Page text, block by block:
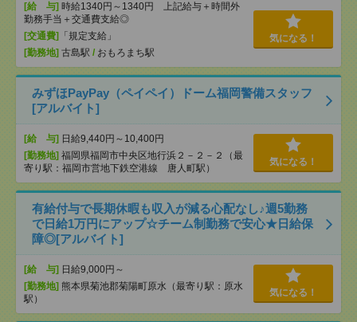
[給 与] 時給1340円～1340円 上記給与＋時間外
勤務手当＋交通費支給◎
[交通費]
「規定支給」
[勤務地] 古島駅 / おもろまち駅
気になる！
みずほPayPay（ペイペイ）ドーム福岡警備スタッフ
[アルバイト]
[給 与] 日給9,440円～10,400円
[勤務地] 福岡県福岡市中央区地行浜２－２－２（最
寄り駅：福岡市営地下鉄空港線 唐人町駅）
気になる！
有給付与で長期休暇も収入が減る心配なし♪週5勤務
で日給1万円にアップ☆チーム制勤務で安心★日給保
障◎[アルバイト]
[給 与] 日給9,000円～
[勤務地] 熊本県菊池郡菊陽町原水（最寄り駅：原水
駅）
気になる！